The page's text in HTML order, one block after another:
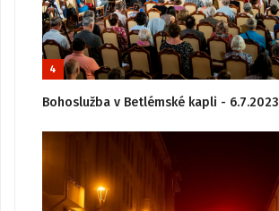
4
Bohoslužba v Betlémské kapli - 6.7.2023